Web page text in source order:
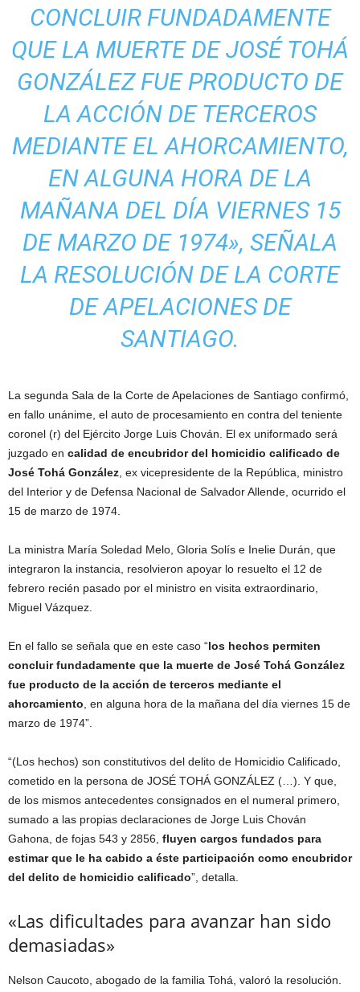
CONCLUIR FUNDADAMENTE
QUE LA MUERTE DE JOSÉ TOHÁ
GONZÁLEZ FUE PRODUCTO DE
LA ACCIÓN DE TERCEROS
MEDIANTE EL AHORCAMIENTO,
EN ALGUNA HORA DE LA
MAÑANA DEL DÍA VIERNES 15
DE MARZO DE 1974», SEÑALA
LA RESOLUCIÓN DE LA CORTE
DE APELACIONES DE
SANTIAGO.
La segunda Sala de la Corte de Apelaciones de Santiago confirmó,
en fallo unánime, el auto de procesamiento en contra del teniente
coronel (r) del Ejército Jorge Luis Chován. El ex uniformado será
juzgado en calidad de encubridor del homicidio calificado de
José Tohá González , ex vicepresidente de la República, ministro
del Interior y de Defensa Nacional de Salvador Allende, ocurrido el
15 de marzo de 1974.
La ministra María Soledad Melo, Gloria Solís e Inelie Durán, que
integraron la instancia, resolvieron apoyar lo resuelto el 12 de
febrero recién pasado por el ministro en visita extraordinario,
Miguel Vázquez.
En el fallo se señala que en este caso “los hechos permiten
concluir fundadamente que la muerte de José Tohá González
fue producto de la acción de terceros mediante el
ahorcamiento , en alguna hora de la mañana del día viernes 15 de
marzo de 1974”.
“(Los hechos) son constitutivos del delito de Homicidio Calificado,
cometido en la persona de JOSÉ TOHÁ GONZÁLEZ (…). Y que,
de los mismos antecedentes consignados en el numeral primero,
sumado a las propias declaraciones de Jorge Luis Chován
Gahona, de fojas 543 y 2856, fluyen cargos fundados para
estimar que le ha cabido a éste participación como encubridor
del delito de homicidio calificado”, detalla.
«Las dificultades para avanzar han sido
demasiadas»
Nelson Caucoto, abogado de la familia Tohá, valoró la resolución.